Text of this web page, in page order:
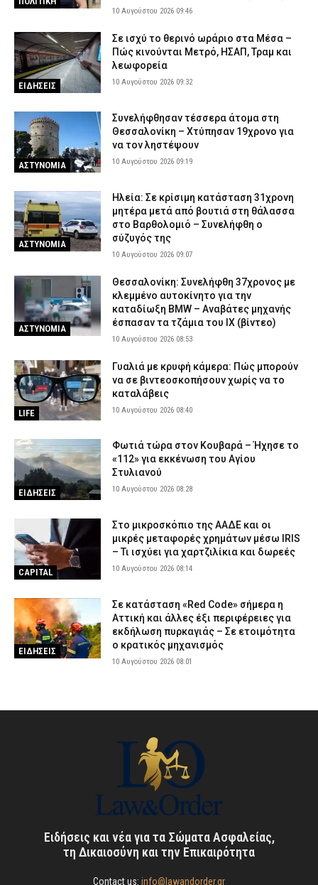
10 Αυγούστου 2026 09:46
ΕΙΔΗΣΕΙΣ
Σε ισχύ το θερινό ωράριο στα Μέσα –
Πώς κινούνται Μετρό, ΗΣΑΠ, Τραμ και
λεωφορεία
10 Αυγούστου 2026 09:32
ΑΣΤΥΝΟΜΙΑ
Συνελήφθησαν τέσσερα άτομα στη
Θεσσαλονίκη – Χτύπησαν 19χρονο για
να τον ληστέψουν
10 Αυγούστου 2026 09:19
ΑΣΤΥΝΟΜΙΑ
Ηλεία: Σε κρίσιμη κατάσταση 31χρονη
μητέρα μετά από βουτιά στη θάλασσα
στο Βαρθολομιό – Συνελήφθη ο
σύζυγός της
10 Αυγούστου 2026 09:07
ΑΣΤΥΝΟΜΙΑ
Θεσσαλονίκη: Συνελήφθη 37χρονος με
κλεμμένο αυτοκίνητο για την
καταδίωξη BMW – Αναβάτες μηχανής
έσπασαν τα τζάμια του ΙΧ (βίντεο)
10 Αυγούστου 2026 08:53
LIFE
Γυαλιά με κρυφή κάμερα: Πώς μπορούν
να σε βιντεοσκοπήσουν χωρίς να το
καταλάβεις
10 Αυγούστου 2026 08:40
ΕΙΔΗΣΕΙΣ
Φωτιά τώρα στον Κουβαρά – Ήχησε το
«112» για εκκένωση του Αγίου
Στυλιανού
10 Αυγούστου 2026 08:28
CAPITAL
Στο μικροσκόπιο της ΑΑΔΕ και οι
μικρές μεταφορές χρημάτων μέσω IRIS
– Τι ισχύει για χαρτζιλίκια και δωρεές
10 Αυγούστου 2026 08:14
ΕΙΔΗΣΕΙΣ
Σε κατάσταση «Red Code» σήμερα η
Αττική και άλλες έξι περιφέρειες για
εκδήλωση πυρκαγιάς – Σε ετοιμότητα
ο κρατικός μηχανισμός
10 Αυγούστου 2026 08:01
Ειδήσεις και νέα για τα Σώματα Ασφαλείας,
τη Δικαιοσύνη και την Επικαιρότητα
Contact us: info@lawandorder.gr